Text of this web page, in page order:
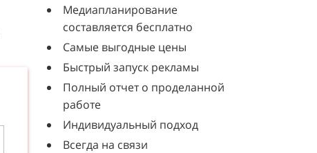
Медиапланирование
составляется бесплатно
Самые выгодные цены
Быстрый запуск рекламы
Полный отчет о проделанной
работе
Индивидуальный подход
Всегда на связи